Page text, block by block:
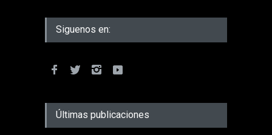
Siguenos en:
Últimas publicaciones